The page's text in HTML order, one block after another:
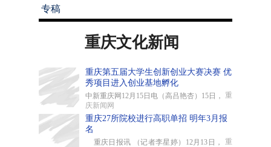
专稿
重庆文化新闻
重庆第五届大学生创新创业大赛决赛 优
秀项目进入创业基地孵化
中新重庆网12月15日电（高吕艳杏）15日， 重
庆新闻网
重庆27所院校进行高职单招 明年3月报
名
重庆日报讯 （记者李星婷）12月13日， 重